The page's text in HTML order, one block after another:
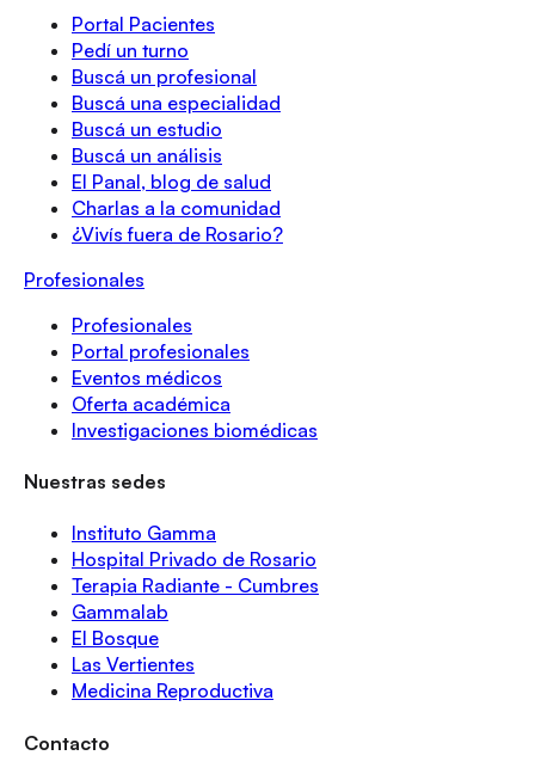
Portal Pacientes
Pedí un turno
Buscá un profesional
Buscá una especialidad
Buscá un estudio
Buscá un análisis
El Panal, blog de salud
Charlas a la comunidad
¿Vivís fuera de Rosario?
Profesionales
Profesionales
Portal profesionales
Eventos médicos
Oferta académica
Investigaciones biomédicas
Nuestras sedes
Instituto Gamma
Hospital Privado de Rosario
Terapia Radiante - Cumbres
Gammalab
El Bosque
Las Vertientes
Medicina Reproductiva
Contacto